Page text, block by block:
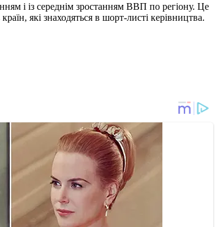
і із середнім зростанням ВВП по регіону. Це
які знаходяться в шорт-листі керівництва.